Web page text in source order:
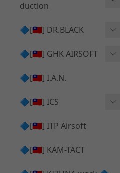
[夢神⧸Morpheus] 碳鋼 內
管
B＆T APC9 系列產品
B＆T SPR300系列產品
HOP膠皮
duction
T-5000
🔷[🇹🇼] DR.BLACK
Hi-capa 彈匣外觀
維護保養
Hi-capa 上半外觀
Hi-capa 內部升級
🔷[🇹🇼] GHK AIRSOFT
AR ⧸ M4 GBB 原廠零件
AKM V3 主體 ＆ 原廠零件
G5 原廠零件
🔷[🇹🇼] I.A.N.
🔷[🇹🇼] ICS
Hi-Capa 維修零件
ICS 成槍
🔷[🇹🇼] ITP Airsoft
🔷[🇹🇼] KAM-TACT